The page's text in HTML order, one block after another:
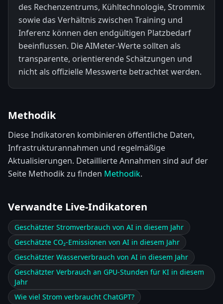
des Rechenzentrums, Kühltechnologie, Strommix
sowie das Verhältnis zwischen Training und
Inferenz können den endgültigen Platzbedarf
beeinflussen. Die AIMeter-Werte sollten als
transparente, orientierende Schätzungen und
nicht als offizielle Messwerte betrachtet werden.
Methodik
Diese Indikatoren kombinieren öffentliche Daten,
Infrastrukturannahmen und regelmäßige
Aktualisierungen. Detaillierte Annahmen sind auf der
Seite Methodik zu finden Methodik.
Verwandte Live-Indikatoren
Geschätzter Stromverbrauch von AI in diesem Jahr
Geschätzte CO₂-Emissionen von AI in diesem Jahr
Geschätzter Wasserverbrauch von AI in diesem Jahr
Geschätzter Verbrauch an GPU-Stunden für KI in diesem
Jahr
Wie viel Strom verbraucht ChatGPT?